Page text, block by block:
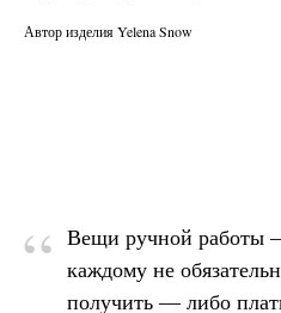
Автор изделия Yelena Snow
“
Вещи ручной работы
каждому не
получить — либо